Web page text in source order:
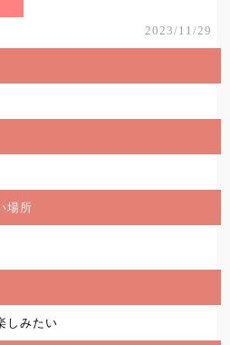
2023/11/29
場所
しみたい